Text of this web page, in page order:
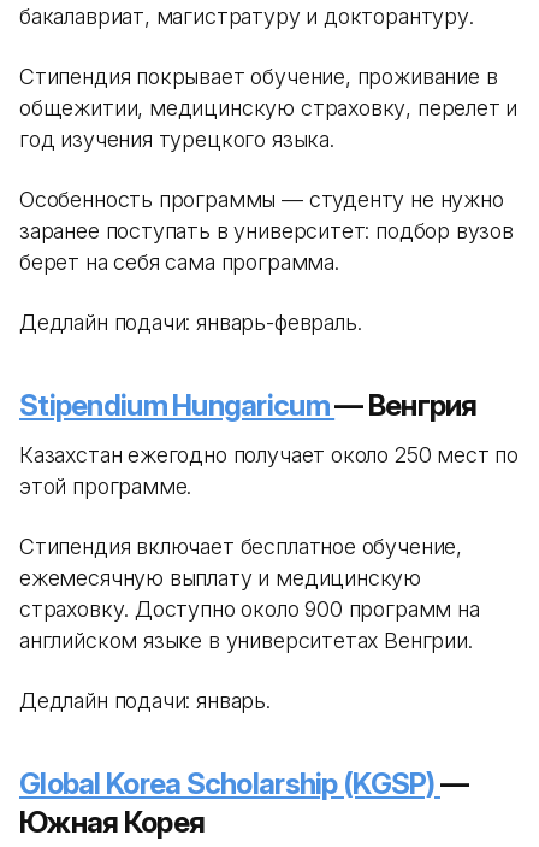
бакалавриат, магистратуру и докторантуру.
Стипендия покрывает обучение, проживание в
общежитии, медицинскую страховку, перелет и
год изучения турецкого языка.
Особенность программы — студенту не нужно
заранее поступать в университет: подбор вузов
берет на себя сама программа.
Дедлайн подачи: январь-февраль.
Stipendium Hungaricum— Венгрия
Казахстан ежегодно получает около 250 мест по
этой программе.
Стипендия включает бесплатное обучение,
ежемесячную выплату и медицинскую
страховку. Доступно около 900 программ на
английском языке в университетах Венгрии.
Дедлайн подачи: январь.
Global Korea Scholarship (KGSP)—
Южная Корея